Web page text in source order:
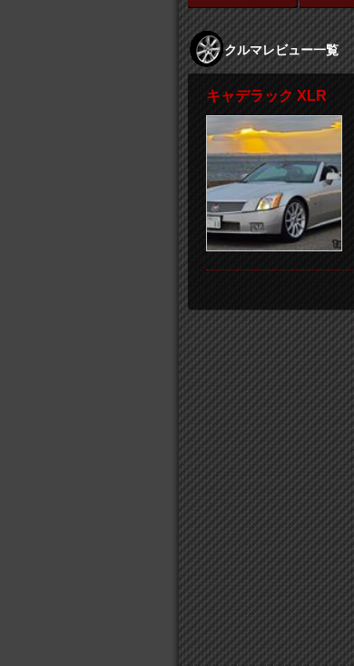
クルマレビュー一覧
キャデラック XLR